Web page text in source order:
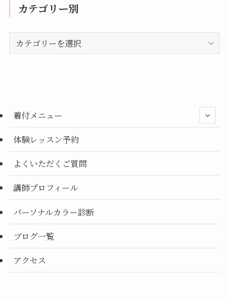
事
カテゴリー別
テ
着付メニュー
体験レッスン予約
よくいただくご質問
講師プロフィール
パーソナルカラー診断
ブログ一覧
アクセス